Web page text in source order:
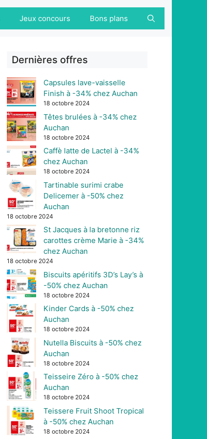
Jeux concours Bons plans
Dernières offres
Capsules lave-vaisselle
Finish à -34% chez Auchan
18 octobre 2024
Têtes brulées à -34% chez
Auchan
18 octobre 2024
Caffè latte de Lactel à -34%
chez Auchan
18 octobre 2024
Tartinable surimi crabe
Delicemer à -50% chez
Auchan
18 octobre 2024
St Jacques à la bretonne riz
carottes crème Marie à -34%
chez Auchan
18 octobre 2024
Biscuits apéritifs 3D’s Lay’s à
-50% chez Auchan
18 octobre 2024
Kinder Cards à -50% chez
Auchan
18 octobre 2024
Nutella Biscuits à -50% chez
Auchan
18 octobre 2024
Teisseire Zéro à -50% chez
Auchan
18 octobre 2024
Teissere Fruit Shoot Tropical
à -50% chez Auchan
18 octobre 2024